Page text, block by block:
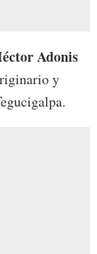
Adonis
y